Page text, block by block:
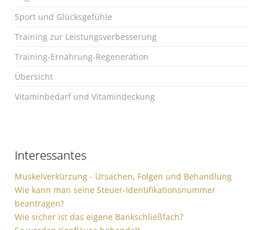
Sport und Glücksgefühle
Training zur Leistungsverbesserung
Training-Ernährung-Regeneration
Übersicht
Vitaminbedarf und Vitamindeckung
Interessantes
Muskelverkürzung - Ursachen, Folgen und Behandlung
Wie kann man seine Steuer-Identifikationsnummer
beantragen?
Wie sicher ist das eigene Bankschließfach?